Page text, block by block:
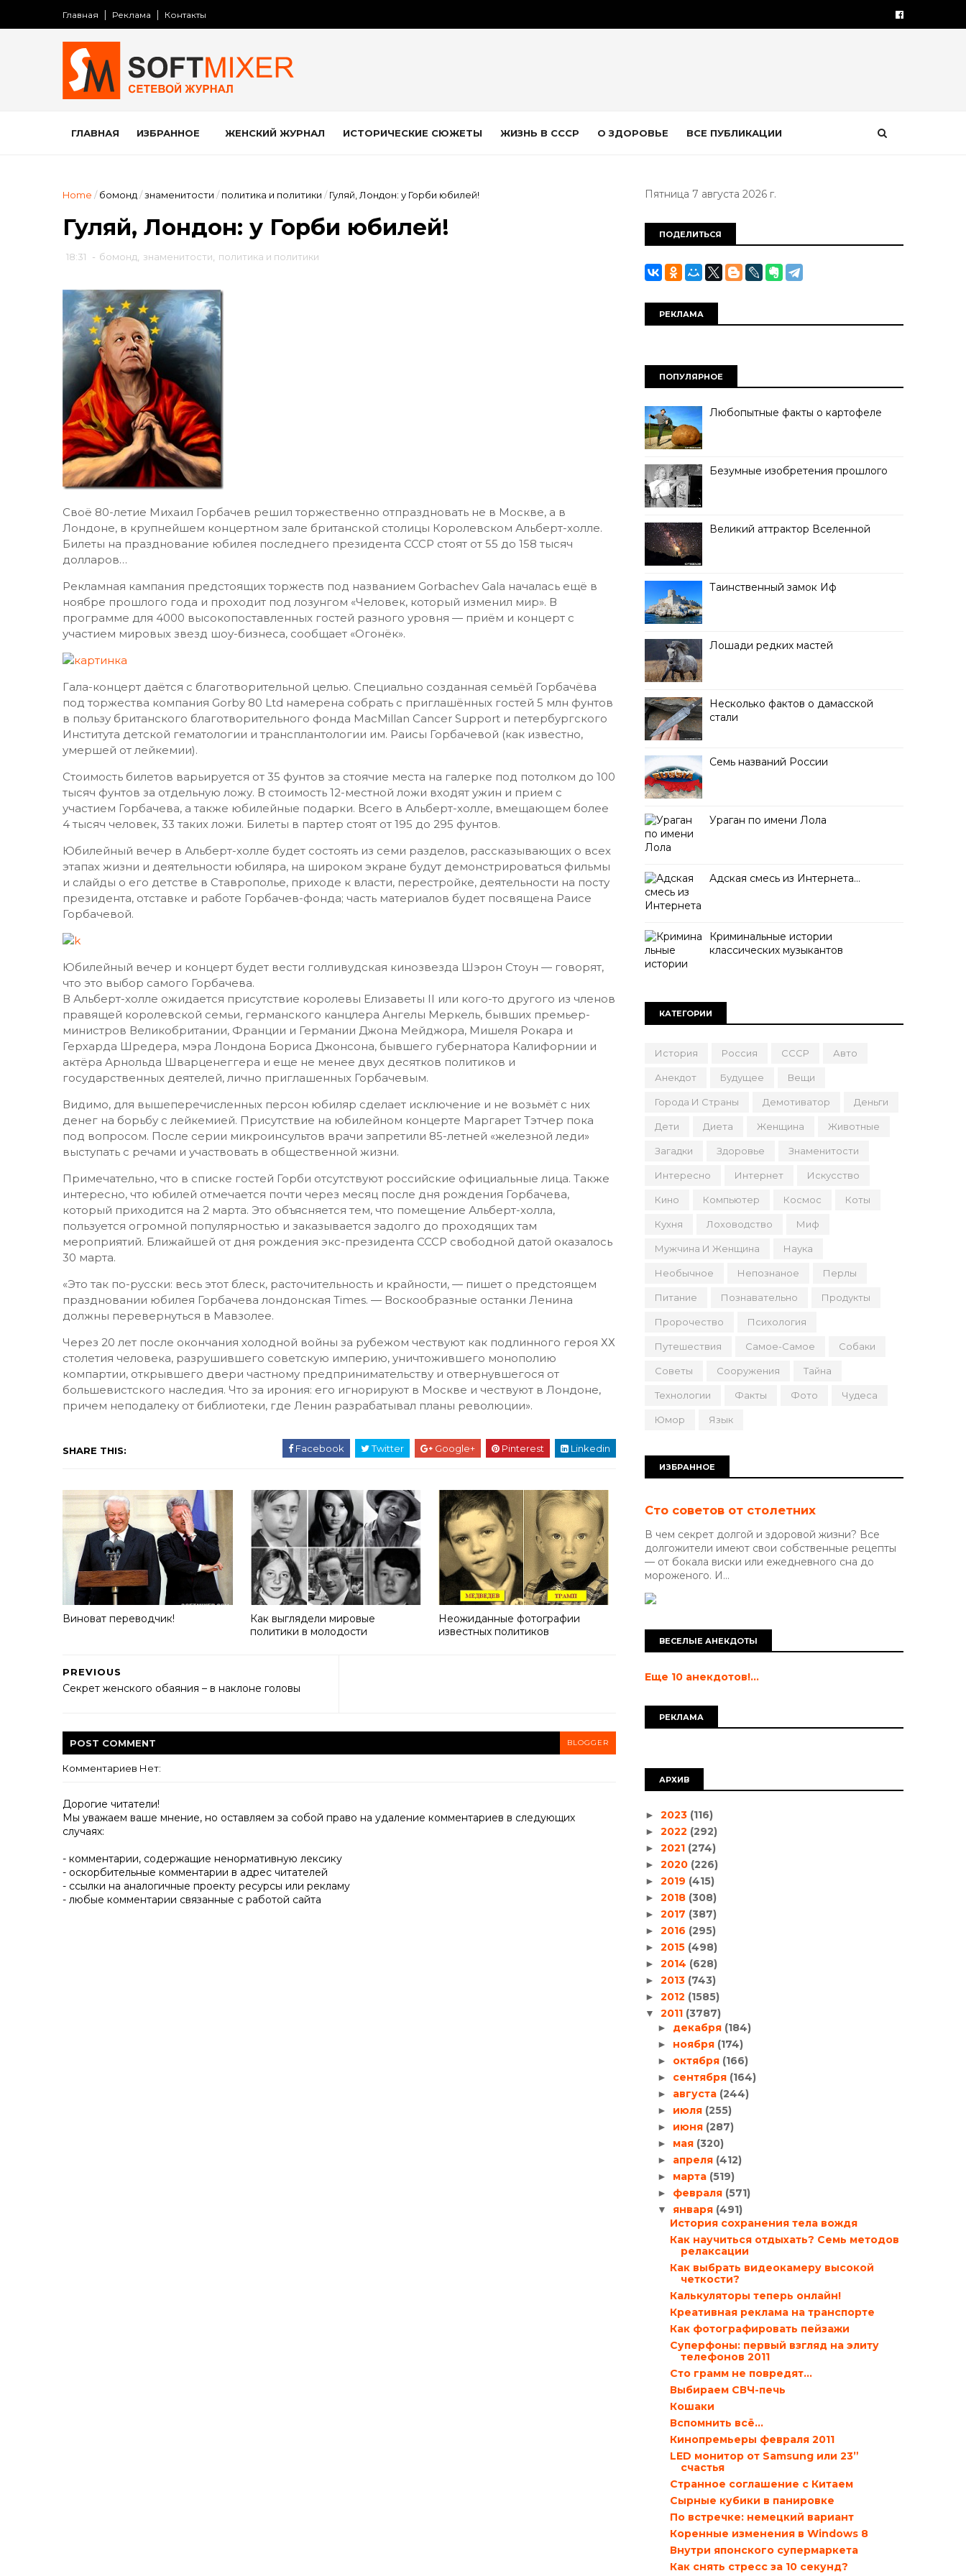
Главная Реклама Контакты
ГЛАВНАЯ ИЗБРАННОЕ ЖЕНСКИЙ ЖУРНАЛ ИСТОРИЧЕСКИЕ СЮЖЕТЫ ЖИЗНЬ В СССР О ЗДОРОВЬЕ ВСЕ ПУБЛИКАЦИИ
Home / бомонд /знаменитости / политика и политики / Гуляй, Лондон: у Горби юбилей!
Гуляй, Лондон: у Горби юбилей!
18:31 - бомонд знаменитости политика и политики
Своё 80-летие Михаил Горбачев решил торжественно отпраздновать не в Москве, а в
Лондоне, в крупнейшем концертном зале британской столицы Королевском Альберт-холле.
Билеты на празднование юбилея последнего президента СССР стоят от 55 до 158 тысяч
долларов…
Рекламная кампания предстоящих торжеств под названием Gorbachev Gala началась ещё в
ноябре прошлого года и проходит под лозунгом «Человек, который изменил мир». В
программе для 4000 высокопоставленных гостей разного уровня — приём и концерт с
участием мировых звезд шоу-бизнеса, сообщает «Огонёк».
Гала-концерт даётся с благотворительной целью. Специально созданная семьёй Горбачёва
под торжества компания Gorby 80 Ltd намерена собрать с приглашённых гостей 5 млн фунтов
в пользу британского благотворительного фонда MacMillan Cancer Support и петербургского
Института детской гематологии и трансплантологии им. Раисы Горбачевой (как известно,
умершей от лейкемии).
Стоимость билетов варьируется от 35 фунтов за стоячие места на галерке под потолком до 100
тысяч фунтов за отдельную ложу. В стоимость 12-местной ложи входят ужин и прием с
участием Горбачева, а также юбилейные подарки. Всего в Альберт-холле, вмещающем более
4 тысяч человек, 33 таких ложи. Билеты в партер стоят от 195 до 295 фунтов.
Юбилейный вечер в Альберт-холле будет состоять из семи разделов, рассказывающих о всех
этапах жизни и деятельности юбиляра, на широком экране будут демонстрироваться фильмы
и слайды о его детстве в Ставрополье, приходе к власти, перестройке, деятельности на посту
президента, отставке и работе Горбачев-фонда; часть материалов будет посвящена Раисе
Горбачевой.
Юбилейный вечер и концерт будет вести голливудская кинозвезда Шэрон Стоун — говорят,
что это выбор самого Горбачева.
В Альберт-холле ожидается присутствие королевы Елизаветы II или кого-то другого из членов
правящей королевской семьи, германского канцлера Ангелы Меркель, бывших премьер-
министров Великобритании, Франции и Германии Джона Мейджора, Мишеля Рокара и
Герхарда Шредера, мэра Лондона Бориса Джонсона, бывшего губернатора Калифорнии и
актёра Арнольда Шварценеггера и еще не менее двух десятков политиков и
государственных деятелей, лично приглашенных Горбачевым.
Видимо, для вышеперечисленных персон юбиляр сделает исключение и не возьмёт с них
денег на борьбу с лейкемией. Присутствие на юбилейном концерте Маргарет Тэтчер пока
под вопросом. После серии микроинсультов врачи запретили 85-летней «железной леди»
выступать с речами и участвовать в общественной жизни.
Примечательно, что в списке гостей Горби отсутствуют российские официальные лица. Также
интересно, что юбилей отмечается почти через месяц после дня рождения Горбачева,
который приходится на 2 марта. Это объясняется тем, что помещение Альберт-холла,
пользуется огромной популярностью и заказывается задолго до проходящих там
мероприятий. Ближайшей от дня рождения экс-президента СССР свободной датой оказалось
30 марта.
«Это так по-русски: весь этот блеск, расточительность и крайности, — пишет о предстоящем
праздновании юбилея Горбачева лондонская Times. — Воскообразные останки Ленина
должны перевернуться в Мавзолее.
Через 20 лет после окончания холодной войны за рубежом чествуют как подлинного героя ХХ
столетия человека, разрушившего советскую империю, уничтожившего монополию
компартии, открывшего двери частному предпринимательству и отвернувшегося от
большевистского наследия. Что за ирония: его игнорируют в Москве и чествуют в Лондоне,
причем неподалеку от библиотеки, где Ленин разрабатывал планы революции».
SHARE THIS: Facebook Twitter Google+ Pinterest Linkedin
Виноват переводчик!
Как выглядели мировые
политики в молодости
Неожиданные фотографии
известных политиков
PREVIOUS
Секрет женского обаяния – в наклоне головы
POST COMMENT BLOGGER
Комментариев Нет:
Дорогие читатели!
Мы уважаем ваше мнение, но оставляем за собой право на удаление комментариев в следующих
случаях:
- комментарии, содержащие ненормативную лексику
- оскорбительные комментарии в адрес читателей
- ссылки на аналогичные проекту ресурсы или рекламу
- любые комментарии связанные с работой сайта
Пятница 7 августа 2026 г.
ПОДЕЛИТЬСЯ
РЕКЛАМА
ПОПУЛЯРНОЕ
Любопытные факты о картофеле
Безумные изобретения прошлого
Великий аттрактор Вселенной
Таинственный замок Иф
Лошади редких мастей
Несколько фактов о дамасской
стали
Семь названий России
Ураган по имени Лола
Адская смесь из Интернета…
Криминальные истории
классических музыкантов
КАТЕГОРИИ
История Россия СССР Авто
Анекдот Будущее Вещи
Города И Страны Демотиватор Деньги
Дети Диета Женщина Животные
Загадки Здоровье Знаменитости
Интересно Интернет Искусство
Кино Компьютер Космос Коты
Кухня Лоховодство Миф
Мужчина И Женщина Наука
Необычное Непознаное Перлы
Питание Познавательно Продукты
Пророчество Психология
Путешествия Самое-Самое Собаки
Советы Сооружения Тайна
Технологии Факты Фото Чудеса
Юмор Язык
ИЗБРАННОЕ
Сто советов от столетних
В чем секрет долгой и здоровой жизни? Все
долгожители имеют свои собственные рецепты
— от бокала виски или ежедневного сна до
мороженого. И...
ВЕСЕЛЫЕ АНЕКДОТЫ
Еще 10 анекдотов!...
РЕКЛАМА
АРХИВ
► 2023 (116)
► 2022 (292)
► 2021 (274)
► 2020 (226)
► 2019 (415)
► 2018 (308)
► 2017 (387)
► 2016 (295)
► 2015 (498)
► 2014 (628)
► 2013 (743)
► 2012 (1585)
▼ 2011 (3787)
► декабря (184)
► ноября (174)
► октября (166)
► сентября (164)
► августа (244)
► июля (255)
► июня (287)
► мая (320)
► апреля (412)
► марта (519)
► февраля (571)
▼ января (491)
История сохранения тела вождя
Как научиться отдыхать? Семь методов
релаксации
Как выбрать видеокамеру высокой
четкости?
Калькуляторы теперь онлайн!
Креативная реклама на транспорте
Как фотографировать пейзажи
Суперфоны: первый взгляд на элиту
телефонов 2011
Сто грамм не повредят…
Выбираем СВЧ-печь
Кошаки
Вспомнить всё...
Кинопремьеры февраля 2011
LED монитор от Samsung или 23”
счастья
Странное соглашение с Китаем
Сырные кубики в панировке
По встречке: немецкий вариант
Коренные изменения в Windows 8
Внутри японского супермаркета
Как снять стресс за 10 секунд?